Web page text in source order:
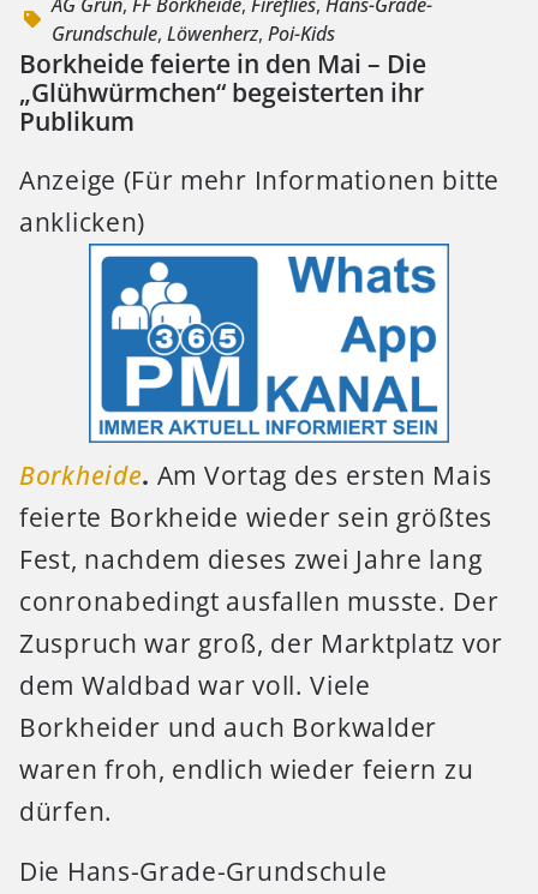
Grundschule, Löwenherz, Poi-Kids
Borkheide feierte in den Mai – Die
„Glühwürmchen“ begeisterten ihr
Publikum
Anzeige (Für mehr Informationen bitte
anklicken)
Borkheide. Am Vortag des ersten Mais
feierte Borkheide wieder sein größtes
Fest, nachdem dieses zwei Jahre lang
conronabedingt ausfallen musste. Der
Zuspruch war groß, der Marktplatz vor
dem Waldbad war voll. Viele
Borkheider und auch Borkwalder
waren froh, endlich wieder feiern zu
dürfen.
Die Hans-Grade-Grundschule